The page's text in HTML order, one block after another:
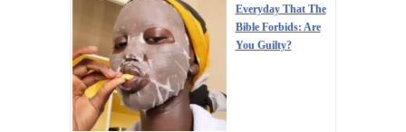
Everyday That The
Bible Forbids: Are
You Guilty?